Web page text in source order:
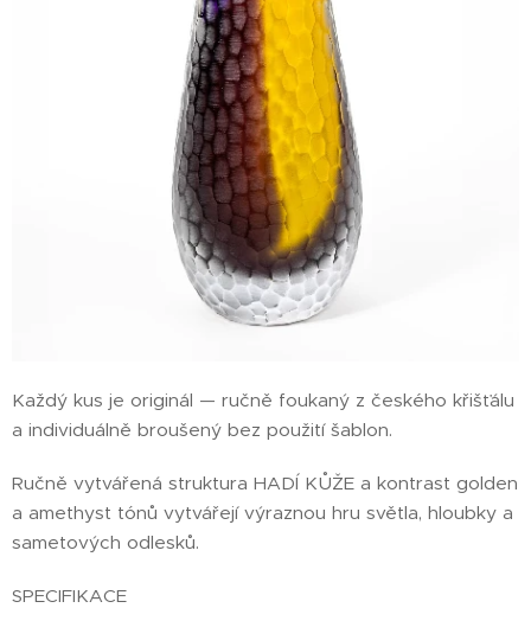
Každý kus je originál — ručně foukaný z českého křišťálu
a individuálně broušený bez použití šablon.
Ručně vytvářená struktura HADÍ KŮŽE a kontrast golden
a amethyst tónů vytvářejí výraznou hru světla, hloubky a
sametových odlesků.
SPECIFIKACE